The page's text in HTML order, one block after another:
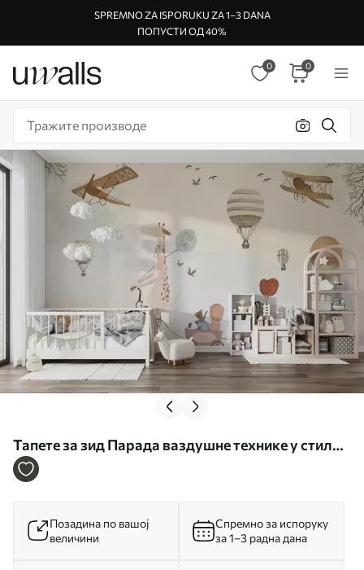
SPREMNO ZA ISPORUKU ZA 1–3 DANA
ПОПУСТИ ОД 40%
0 0
Тапете за зид Парада ваздушне технике у стилу
акварела бр. u08348
Позадина по вашој
величини
Спремно за испоруку
за 1–3 радна дана